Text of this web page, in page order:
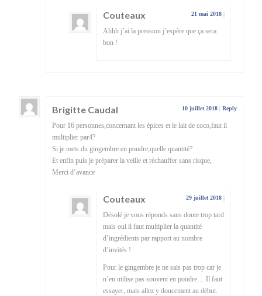
Couteaux 21 mai 2018 |
Ahhh j’ai la pression j’espère que ça sera
bon !
Brigitte Caudal 10 juillet 2018 | Reply
Pour 16 personnes,concernant les épices et le lait de coco,faut il
multiplier par4?
Si je mets du gingembre en poudre,quelle quantité?
Et enfin puis je préparer la veille et réchauffer sans risque,
Merci d’avance
Couteaux 29 juillet 2018 |
Désolé je vous réponds sans doute trop tard
mais oui il faut multiplier la quantité
d’ingrédients par rapport au nombre
d’invités !
Pour le gingembre je ne sais pas trop car je
n’en utilise pas souvent en poudre… Il faut
essayer, mais allez y doucement au début.